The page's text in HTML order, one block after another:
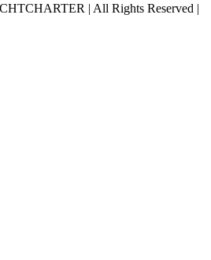
| All Rights Reserved |